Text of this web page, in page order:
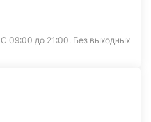
С 09:00 до 21:00. Без выходных